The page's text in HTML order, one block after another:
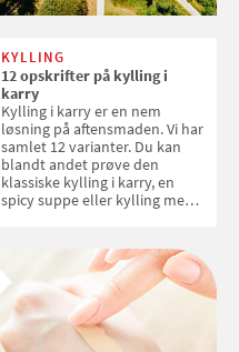
KYLLING
12 opskrifter på kylling i
karry
Kylling i karry er en nem
løsning på aftensmaden. Vi har
samlet 12 varianter. Du kan
blandt andet prøve den
klassiske kylling i karry, en
spicy suppe eller kylling med